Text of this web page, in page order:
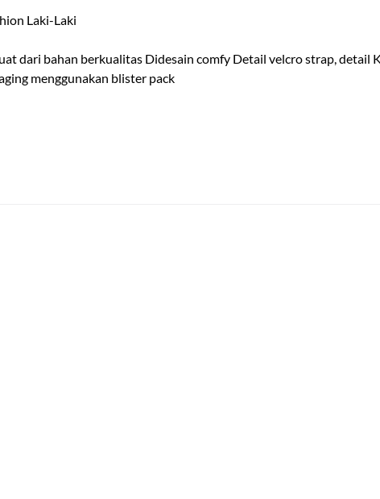
Laki-Laki
dari bahan berkualitas Didesain comfy Detail velcro strap, detail
menggunakan blister pack